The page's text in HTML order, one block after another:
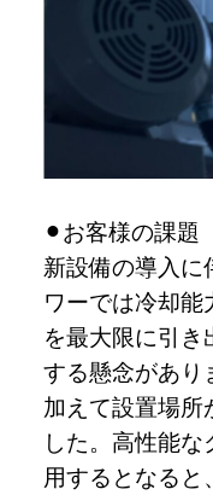
お客様の課題
新設備の導入に
ワーでは冷却能
を最大限に引き
する懸念があり
加えて設置場所
した。高性能
用するとなると